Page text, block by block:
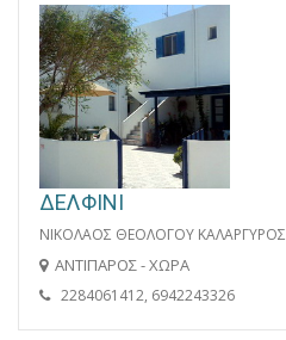
ΔΕΛΦΙΝΙ
ΝΙΚΟΛΑΟΣ ΘΕΟΛΟΓΟΥ ΚΑΛΑΡΓΥΡΟΣ
ΑΝΤΙΠΑΡΟΣ - ΧΩΡΑ
2284061412, 6942243326